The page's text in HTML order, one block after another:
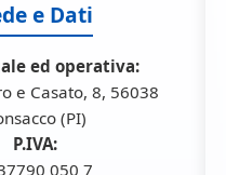
e Dati
ed operativa:
e Casato, 8, 56038
(PI)
P.IVA:
050 7